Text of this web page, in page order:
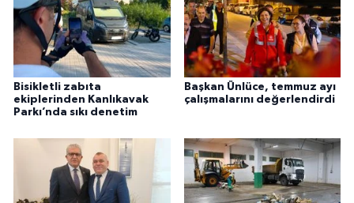
Bisikletli zabıta
ekiplerinden Kanlıkavak
Parkı’nda sıkı denetim
Başkan Ünlüce, temmuz ayı
çalışmalarını değerlendirdi